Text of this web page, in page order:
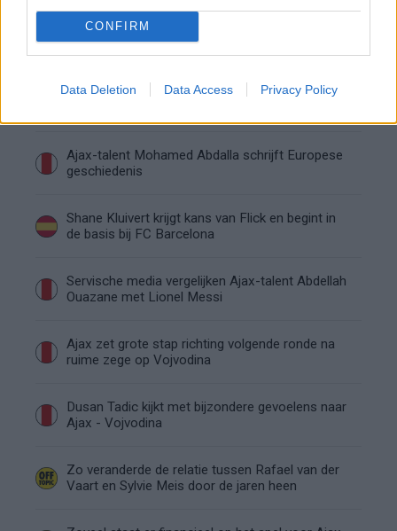
CONFIRM
Data Deletion Data Access Privacy Policy
Resterend oefenprogramma Ajax: waar zijn de
duels te zien
Ajax groeit onder Míchel, maar transfermarkt
Ajax-talent Mohamed Abdalla schrijft Europese
geschiedenis
Shane Kluivert krijgt kans van Flick en begint in
de basis bij FC Barcelona
Servische media vergelijken Ajax-talent Abdellah
Ouazane met Lionel Messi
Ajax zet grote stap richting volgende ronde na
ruime zege op Vojvodina
Dusan Tadic kijkt met bijzondere gevoelens naar
Ajax - Vojvodina
Zo veranderde de relatie tussen Rafael van der
Vaart en Sylvie Meis door de jaren heen